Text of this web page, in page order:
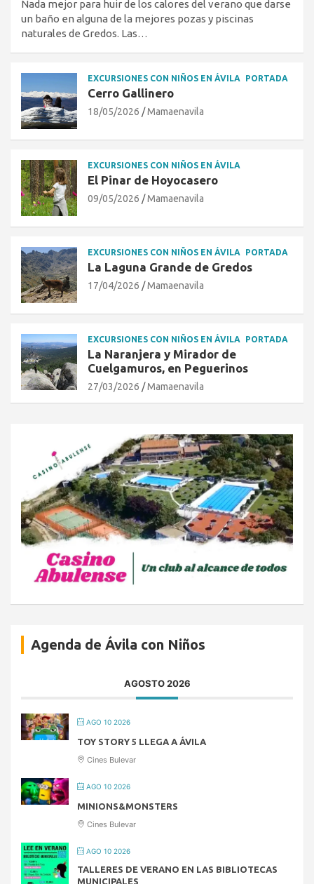
Nada mejor para huir de los calores del verano que darse
un baño en alguna de la mejores pozas y piscinas
naturales de Gredos. Las…
EXCURSIONES CON NIÑOS EN ÁVILA PORTADA
Cerro Gallinero
18/05/2026 Mamaenavila
EXCURSIONES CON NIÑOS EN ÁVILA
El Pinar de Hoyocasero
09/05/2026 Mamaenavila
EXCURSIONES CON NIÑOS EN ÁVILA PORTADA
La Laguna Grande de Gredos
17/04/2026 Mamaenavila
EXCURSIONES CON NIÑOS EN ÁVILA PORTADA
La Naranjera y Mirador de
Cuelgamuros, en Peguerinos
27/03/2026 Mamaenavila
Agenda de Ávila con Niños
AGOSTO 2026
AGO 10 2026
TOY STORY 5 LLEGA A ÁVILA
Cines Bulevar
AGO 10 2026
MINIONS&MONSTERS
Cines Bulevar
AGO 10 2026
TALLERES DE VERANO EN LAS BIBLIOTECAS
MUNICIPALES